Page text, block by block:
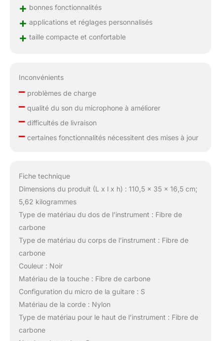
+ bonnes fonctionnalités
+ applications et réglages personnalisés
+ taille compacte et confortable
Inconvénients
–problèmes de charge
–qualité du son du microphone à améliorer
–difficultés de livraison
–certaines fonctionnalités nécessitent des mises à jour
Fiche technique
Dimensions du produit (L x l x h) : 110,5 x 35 x 16,5 cm;
5,62 kilogrammes
Type de matériau du dos de l’instrument : Fibre de
carbone
Type de matériau du corps de l’instrument : Fibre de
carbone
Couleur : Noir
Matériau de la touche : Fibre de carbone
Configuration du micro de la guitare : S
Matériau de la corde : Nylon
Type de matériau pour le haut de l’instrument : Fibre de
carbone